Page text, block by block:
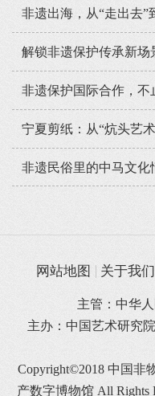
非遗出海，从“走出去”
解锁非遗保护传承新场
非遗保护国际合作，不
宁夏剪纸：从“炕头艺
非遗民俗里的中马文化
网站地图 关于我们
主管：中华
主办：中国艺术研究
Copyright©2018 中国非
产数字博物馆 All Rights